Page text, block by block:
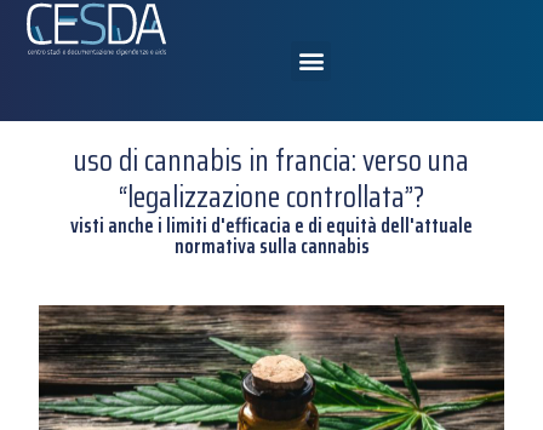
uso di cannabis in francia: verso una
“legalizzazione controllata”?
visti anche i limiti d'efficacia e di equità dell'attuale
normativa sulla cannabis